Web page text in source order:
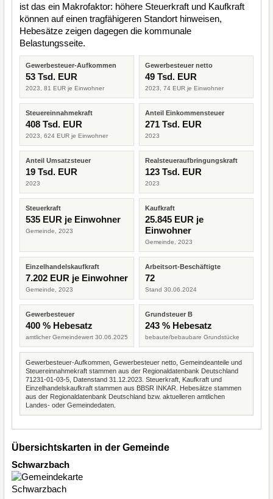
ist das ein Makrofaktor: höhere Steuerkraft und Kaufkraft
können auf einen tragfähigeren Standort hinweisen,
Hebesätze zeigen dagegen die kommunale
Belastungsseite.
Gewerbesteuer-Aufkommen
53 Tsd. EUR
2023, 81 EUR je Einwohner
Gewerbesteuer netto
49 Tsd. EUR
2023, 74 EUR je Einwohner
Steuereinnahmekraft
408 Tsd. EUR
2023, 624 EUR je Einwohner
Anteil Einkommensteuer
271 Tsd. EUR
2023
Anteil Umsatzsteuer
19 Tsd. EUR
2023
Realsteueraufbringungskraft
123 Tsd. EUR
2023
Steuerkraft
535 EUR je Einwohner
Gemeinde, 2023
Kaufkraft
25.845 EUR je
Einwohner
Gemeinde, 2023
Einzelhandelskaufkraft
7.202 EUR je Einwohner
Gemeinde, 2023
Arbeitsort-Beschäftigte
72
Stand 30.06.2024
Gewerbesteuer
400 % Hebesatz
amtlicher Gemeindewert 30.06.2025
Grundsteuer B
243 % Hebesatz
bebaute/bebaubare Grundstücke
Gewerbesteuer-Aufkommen, Gewerbesteuer netto, Gemeindeanteile und
Steuereinnahmekraft stammen aus der Regionaldatenbank Deutschland
71231-01-03-5, Datenstand 31.12.2023. Steuerkraft, Kaufkraft und
Einzelhandelskaufkraft stammen aus BBSR INKAR. Hebesätze stammen
aus der Regionaldatenbank Deutschland bzw. aktuelleren amtlichen
Landes- oder Gemeindedaten.
Übersichtskarten in der Gemeinde
Schwarzbach